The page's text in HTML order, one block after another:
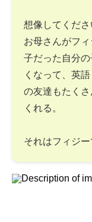
想像してくだ
お母さんがフ
子だった自分
くなって、英
の友達もたく
くれる。
それはフィジー